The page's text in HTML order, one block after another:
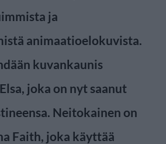
ja
animaatioelokuvista.
kuvankaunis
joka on nyt saanut
Neitokainen on
Faith, joka käyttää